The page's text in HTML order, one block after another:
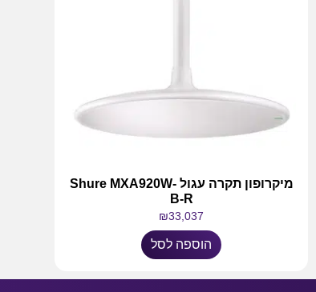
מיקרופון תקרה עגול Shure MXA920W-
B-R
₪33,037
הוספה לסל